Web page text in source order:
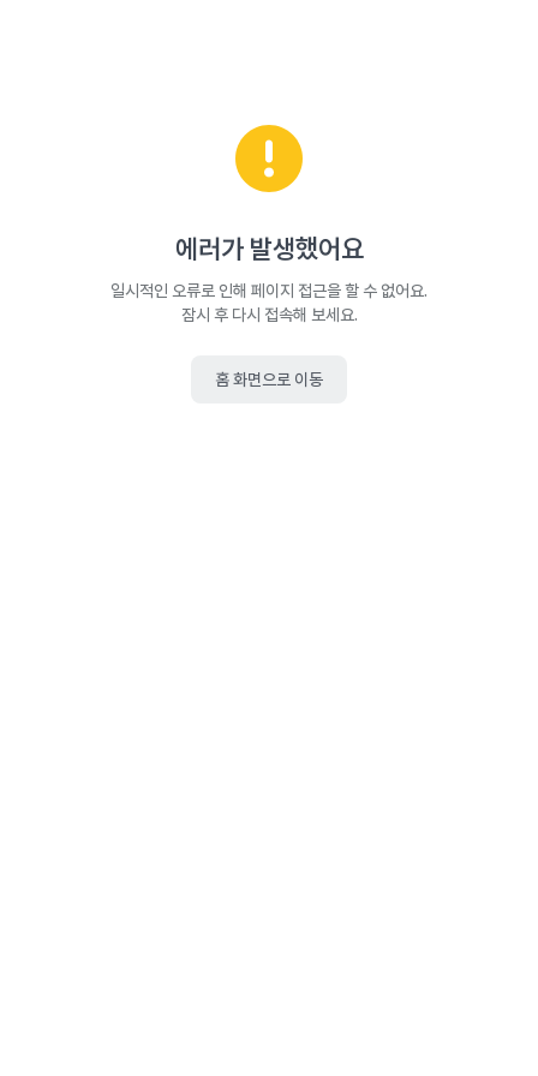
에러가 발생했어요
일시적인 오류로 인해 페이지 접근을 할 수 없어요.
잠시 후 다시 접속해 보세요.
홈 화면으로 이동